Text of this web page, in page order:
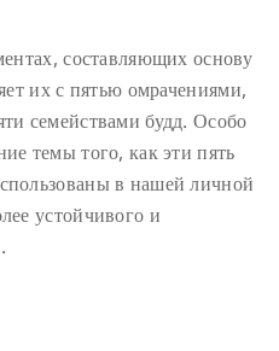
составляющих основу
их с пятью омрачениями,
семействами будд. Особо
темы того, как эти пять
в нашей личной
устойчивого и